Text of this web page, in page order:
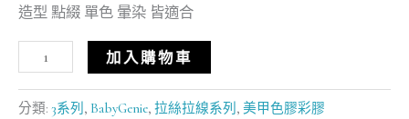
造型 點綴 單色 暈染 皆適合
加入購物車
分類: 3系列 , BabyGenie, 拉絲拉線系列 , 美甲色膠彩膠